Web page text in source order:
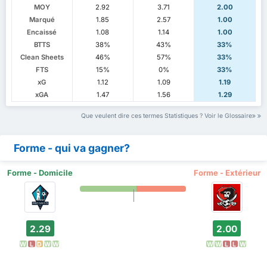
MOY
2.92 3.71
2.00
Marqué
1.85 2.57
1.00
Encaissé
1.08 1.14
1.00
BTTS
38% 43%
33%
Clean Sheets
46% 57%
33%
FTS
15% 0%
33%
xG
1.12 1.09
1.19
xGA
1.47 1.56 1.29
Que veulent dire ces termes Statistiques ? Voir le Glossaire
Forme - qui va gagner?
Forme - Domicile Forme - Extérieur
2.29
W L D W W
2.00
W W L L W